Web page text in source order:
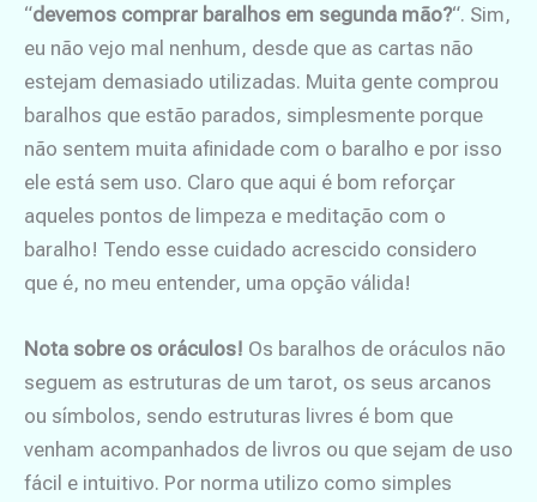
“devemos comprar baralhos em segunda mão?“. Sim,
eu não vejo mal nenhum, desde que as cartas não
estejam demasiado utilizadas. Muita gente comprou
baralhos que estão parados, simplesmente porque
não sentem muita afinidade com o baralho e por isso
ele está sem uso. Claro que aqui é bom reforçar
aqueles pontos de limpeza e meditação com o
baralho! Tendo esse cuidado acrescido considero
que é, no meu entender, uma opção válida!
Nota sobre os oráculos! Os baralhos de oráculos não
seguem as estruturas de um tarot, os seus arcanos
ou símbolos, sendo estruturas livres é bom que
venham acompanhados de livros ou que sejam de uso
fácil e intuitivo. Por norma utilizo como simples